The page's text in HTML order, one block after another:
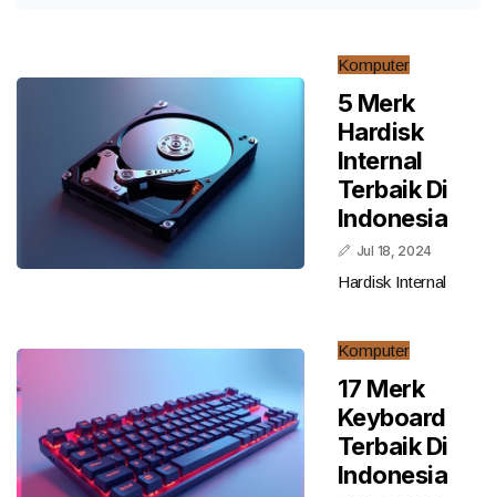
Komputer
5 Merk
Hardisk
Internal
Terbaik Di
Indonesia
Jul 18, 2024
Hardisk Internal
Komputer
17 Merk
Keyboard
Terbaik Di
Indonesia